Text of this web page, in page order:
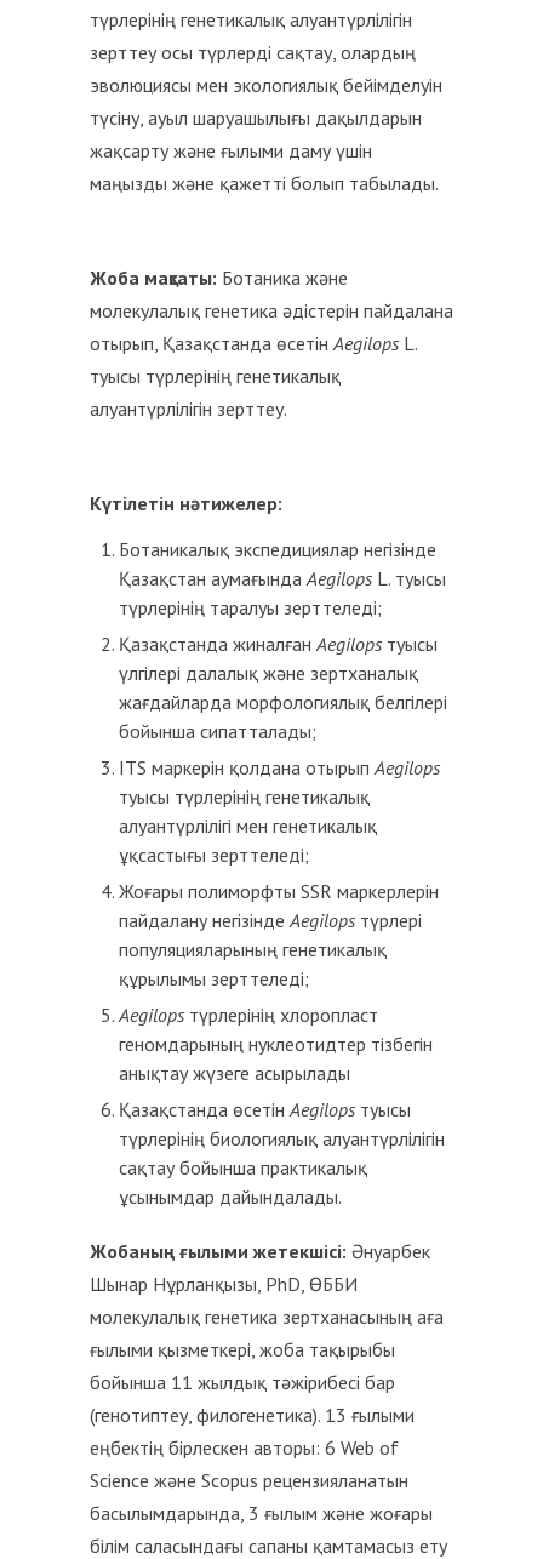
түрлерінің генетикалық алуантүрлілігін
зерттеу осы түрлерді сақтау, олардың
эволюциясы мен экологиялық бейімделуін
түсіну, ауыл шаруашылығы дақылдарын
жақсарту және ғылыми даму үшін
маңызды және қажетті болып табылады.
Жоба мақсаты: Ботаника және
молекулалық генетика әдістерін пайдалана
отырып, Қазақстанда өсетінAegilops L.
туысы түрлерінің генетикалық
алуантүрлілігін зерттеу.
Күтілетін нәтижелер:
Ботаникалық экспедициялар негізінде
Қазақстан аумағындаAegilops L. туысы
түрлерінің таралуы зерттеледі;
Қазақстанда жиналғанAegilops туысы
үлгілері далалық және зертханалық
жағдайларда морфологиялық белгілері
бойынша сипатталады;
ITS маркерін қолдана отырыпAegilops
туысы түрлерінің генетикалық
алуантүрлілігі мен генетикалық
ұқсастығы зерттеледі;
Жоғары полиморфты SSR маркерлерін
пайдалану негізіндеAegilops түрлері
популяцияларының генетикалық
құрылымы зерттеледі;
Aegilops түрлерінің хлоропласт
геномдарының нуклеотидтер тізбегін
анықтау жүзеге асырылады
Қазақстанда өсетінAegilops туысы
түрлерінің биологиялық алуантүрлілігін
сақтау бойынша практикалық
ұсынымдар дайындалады.
Жобаның ғылыми жетекшісі: Әнуарбек
Шынар Нұрланқызы, PhD, ӨББИ
молекулалық генетика зертханасының аға
ғылыми қызметкері, жоба тақырыбы
бойынша 11 жылдық тәжірибесі бар
(генотиптеу, филогенетика). 13 ғылыми
еңбектің бірлескен авторы: 6 Web of
Science және Scopus рецензияланатын
басылымдарында, 3 ғылым және жоғары
білім саласындағы сапаны қамтамасыз ету